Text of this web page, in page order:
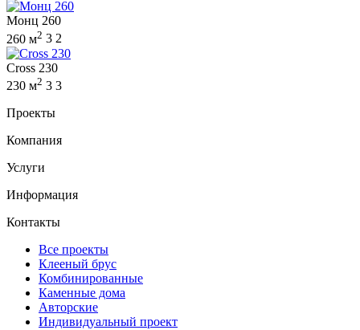
Монц 260
260 м2 3 2
Cross 230
230 м2 3 3
Проекты
Компания
Услуги
Информация
Контакты
Все проекты
Клееный брус
Комбинированные
Каменные дома
Авторские
Индивидуальный проект